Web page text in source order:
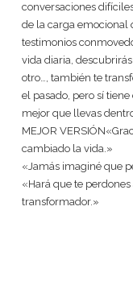
conversaciones
de la carga emocional
testimonios
vida diaria,
otro…, también te
el pasado, pero sí
mejor que llevas
MEJOR
cambiado la vida.»
«Jamás imaginé que
«Hará que te
transformador.»